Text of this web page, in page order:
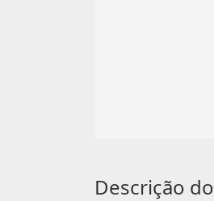
Descrição do